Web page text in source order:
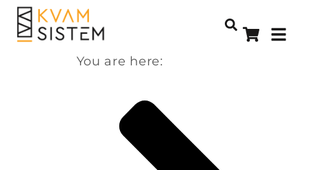
You are here: